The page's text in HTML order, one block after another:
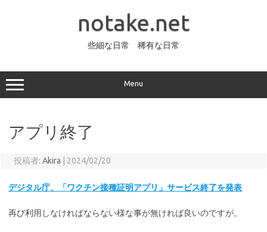
ッ
プ
notake.net
些細な日常 稀有な日常
Menu
アプリ終了
投稿者: Akira 2024/02/20
デジタル庁、「ワクチン接種証明アプリ」サービス終了を発表
再び利用しなければならない様な事が無ければ良いのですが。